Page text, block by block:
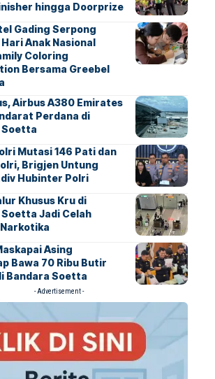
hingga Doorprize
Gading Serpong
Anak Nasional
Coloring
Bersama Greebel
Airbus A380 Emirates
Perdana di
Soetta
Mutasi 146 Pati dan
Brigjen Untung
Hubinter Polri
Khusus Kru di
Jadi Celah
Asing
Bawa 70 Ribu Butir
Bandara Soetta
- Advertisement -